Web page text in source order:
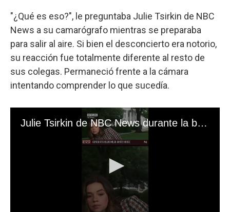
"¿Qué es eso?", le preguntaba Julie Tsirkin de NBC
News a su camarógrafo mientras se preparaba
para salir al aire. Si bien el desconcierto era notorio,
su reacción fue totalmente diferente al resto de
sus colegas. Permaneció frente a la cámara
intentando comprender lo que sucedía.